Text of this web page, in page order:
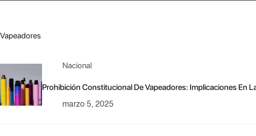
Vapeadores
Nacional
Prohibición Constitucional De Vapeadores: Implicaciones En
marzo 5, 2025